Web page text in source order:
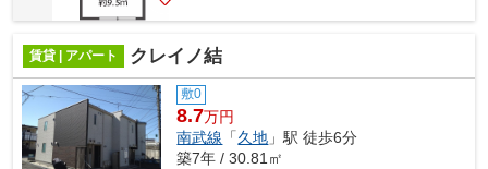
賃貸 | アパート クレイノ結
敷0
8.7万円
南武線 「久地 」駅 徒歩6分
築7年 / 30.81㎡